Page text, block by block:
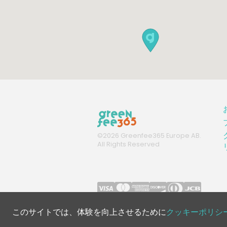
©2026 Greenfee365 Europe AB.
All Rights Reserved
このサイトでは、体験を向上させるためにクッキーポリシ